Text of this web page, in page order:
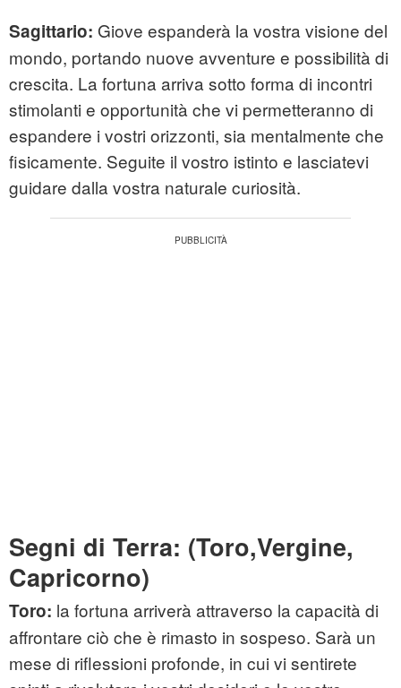
Sagittario: Giove espanderà la vostra visione del
mondo, portando nuove avventure e possibilità di
crescita. La fortuna arriva sotto forma di incontri
stimolanti e opportunità che vi permetteranno di
espandere i vostri orizzonti, sia mentalmente che
fisicamente. Seguite il vostro istinto e lasciatevi
guidare dalla vostra naturale curiosità.
Segni di Terra: (Toro,Vergine,
Capricorno)
Toro: la fortuna arriverà attraverso la capacità di
affrontare ciò che è rimasto in sospeso. Sarà un
mese di riflessioni profonde, in cui vi sentirete